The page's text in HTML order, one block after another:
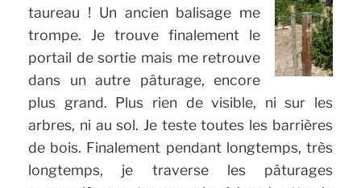
taureau ! Un ancien balisage me
trompe. Je trouve finalement le
portail de sortie mais me retrouve
dans un autre pâturage, encore
plus grand. Plus rien de visible, ni sur les
arbres, ni au sol. Je teste toutes les barrières
de bois. Finalement pendant longtemps, très
longtemps, je traverse les pâturages